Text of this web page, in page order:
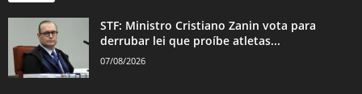
STF: Ministro Cristiano Zanin vota para
derrubar lei que proíbe atletas...
07/08/2026